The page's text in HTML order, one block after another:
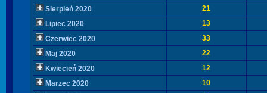
Sierpień 2020
21
Lipiec 2020
13
Czerwiec 2020
33
Maj 2020
22
Kwiecień 2020
12
Marzec 2020
10